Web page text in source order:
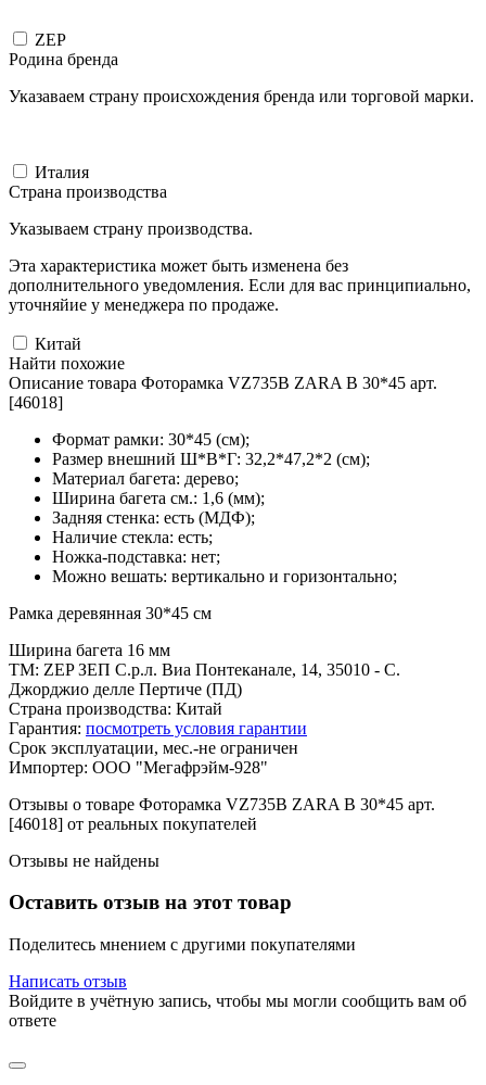
ZEP
Родина бренда
Указаваем страну происхождения бренда или торговой марки.
Италия
Страна производства
Указываем страну производства.
Эта характеристика может быть изменена без
дополнительного уведомления. Если для вас принципиально,
уточняйие у менеджера по продаже.
Китай
Найти похожие
Описание товара Фоторамка VZ735B ZARA B 30*45 арт.
[46018]
Формат рамки: 30*45 (см);
Размер внешний Ш*В*Г: 32,2*47,2*2 (см);
Материал багета: дерево;
Ширина багета см.: 1,6 (мм);
Задняя стенка: есть (МДФ);
Наличие стекла: есть;
Ножка-подставка: нет;
Можно вешать: вертикально и горизонтально;
Рамка деревянная 30*45 см
Ширина багета 16 мм
ТМ: ZEP ЗЕП С.р.л. Виа Понтеканале, 14, 35010 - С.
Джорджио делле Пертиче (ПД)
Страна производства: Китай
Гарантия: посмотреть условия гарантии
Срок эксплуатации, мес.-не ограничен
Импортер: ООО "Мегафрэйм-928"
Отзывы о товаре Фоторамка VZ735B ZARA B 30*45 арт.
[46018] от реальных покупателей
Отзывы не найдены
Оставить отзыв на этот товар
Поделитесь мнением с другими покупателями
Написать отзыв
Войдите в учётную запись, чтобы мы могли сообщить вам об
ответе